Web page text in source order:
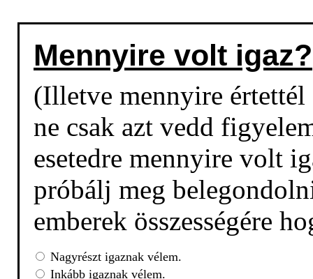
Mennyire volt igaz?
(Illetve mennyire
ne csak azt vedd
esetedre mennyire volt
próbálj meg
emberek összességére
Nagyrészt igaznak vélem.
Inkább igaznak vélem.